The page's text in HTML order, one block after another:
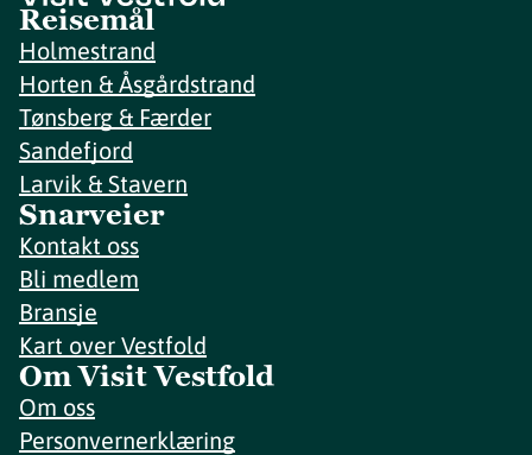
Reisemål
Holmestrand
Horten & Åsgårdstrand
Tønsberg & Færder
Sandefjord
Larvik & Stavern
Snarveier
Kontakt oss
Bli medlem
Bransje
Kart over Vestfold
Om Visit Vestfold
Om oss
Personvernerklæring